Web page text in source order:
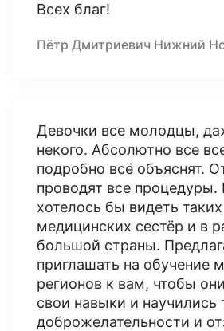
Всех благ!
Пётр Дмитриевич Нижний
Девочки все молодцы,
некого. Абсолютно все
подробно всё объяснят.
проводят все процедуры.
хотелось бы видеть таких
медицинских сестёр и в
большой страны.
приглашать на обучение
регионов к вам, чтобы
свои навыки и научились
доброжелательности и